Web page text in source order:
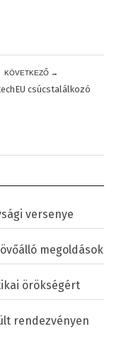
KÖVETKEZŐ →
csúcstalálkozó
versenye
megoldások
örökségért
rendezvényen